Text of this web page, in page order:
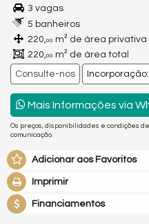
3 vagas
5 banheiros
220,00 m² de área privativa
220,00 m² de área total
Consulte-nos
Mais Informações via
Os preços, disponibilidades e condições
comunicação.
Adicionar aos Favoritos
Imprimir
Financiamentos